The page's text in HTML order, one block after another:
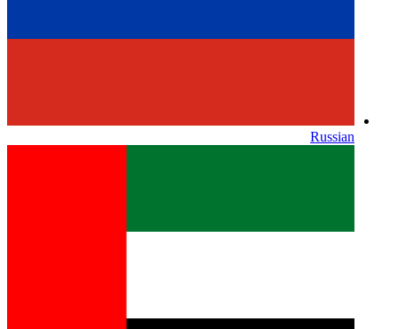
Russian